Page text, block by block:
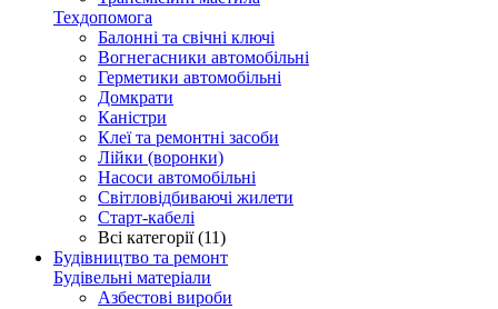
Техдопомога
Балонні та свічні ключі
Вогнегасники автомобільні
Герметики автомобільні
Домкрати
Каністри
Клеї та ремонтні засоби
Лійки (воронки)
Насоси автомобільні
Світловідбиваючі жилети
Старт-кабелі
Всі категорії (11)
Будівництво та ремонт
Будівельні матеріали
Азбестові вироби